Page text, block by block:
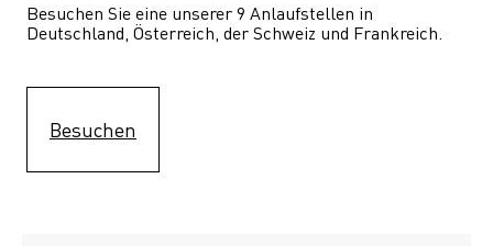
Besuchen Sie eine unserer 9 Anlaufstellen in
Deutschland, Österreich, der Schweiz und Frankreich.
Besuchen